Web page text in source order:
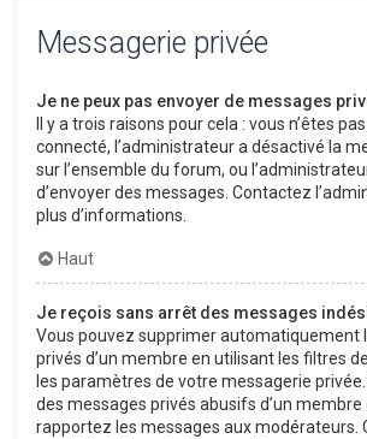
Messagerie privée
Je ne peux pas envoyer de messages
Il y a trois raisons pour cela : vous n’êtes
connecté, l’administrateur a désactivé la
sur l’ensemble du forum, ou
d’envoyer des messages. Contactez
plus d’informations.
Haut
Je reçois sans arrêt des messages
Vous pouvez supprimer automatiquement
privés d’un membre en utilisant les filtres
les paramètres de votre messagerie
des messages privés abusifs d’un membre
rapportez les messages aux modérateurs.